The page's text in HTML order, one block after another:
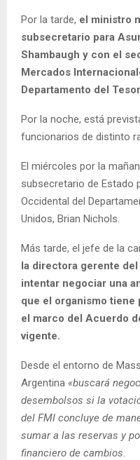
Por la tarde, el ministro
subsecretario para
Shambaugh y con el
Mercados
Departamento del
Por la noche, está
funcionarios de distinto
El miércoles por la
subsecretario de Estado
Occidental del
Unidos, Brian Nichols.
Más tarde, el jefe de la
la directora gerente del
intentar negociar una
que el organismo tiene
el marco del Acuerdo
vigente.
Desde el entorno de
Argentina «buscará
desembolsos si la
del FMI concluye de
sumar a las reservas y
financiero de cambios.